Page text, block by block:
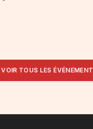
VOIR TOUS LES